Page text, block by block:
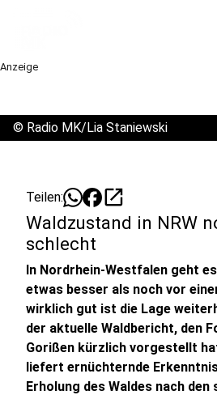
Anzeige
© Radio MK/Lia Staniewski
Teilen: open_in_new
Waldzustand in NRW
schlecht
In Nordrhein-Westfalen geht
etwas besser als noch vor
wirklich gut ist die Lage
der aktuelle Waldbericht, den
Gorißen kürzlich vorgestellt
liefert ernüchternde
Erholung des Waldes nach